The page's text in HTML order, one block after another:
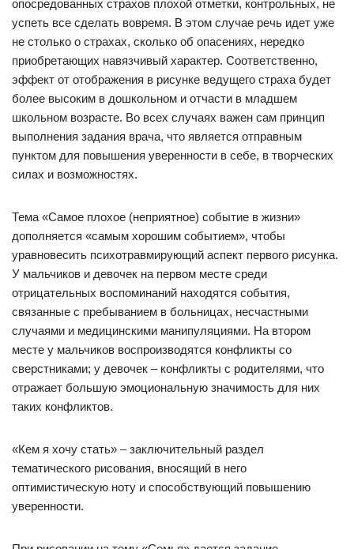
опосредованных страхов плохой отметки, контрольных, не
успеть все сделать вовремя. В этом случае речь идет уже
не столько о страхах, сколько об опасениях, нередко
приобретающих навязчивый характер. Соответственно,
эффект от отображения в рисунке ведущего страха будет
более высоким в дошкольном и отчасти в младшем
школьном возрасте. Во всех случаях важен сам принцип
выполнения задания врача, что является отправным
пунктом для повышения уверенности в себе, в творческих
силах и возможностях.
Тема «Самое плохое (неприятное) событие в жизни»
дополняется «самым хорошим событием», чтобы
уравновесить психотравмирующий аспект первого рисунка.
У мальчиков и девочек на первом месте среди
отрицательных воспоминаний находятся события,
связанные с пребыванием в больницах, несчастными
случаями и медицинскими манипуляциями. На втором
месте у мальчиков воспроизводятся конфликты со
сверстниками; у девочек – конфликты с родителями, что
отражает большую эмоциональную значимость для них
таких конфликтов.
«Кем я хочу стать» – заключительный раздел
тематического рисования, вносящий в него
оптимистическую ноту и способствующий повышению
уверенности.